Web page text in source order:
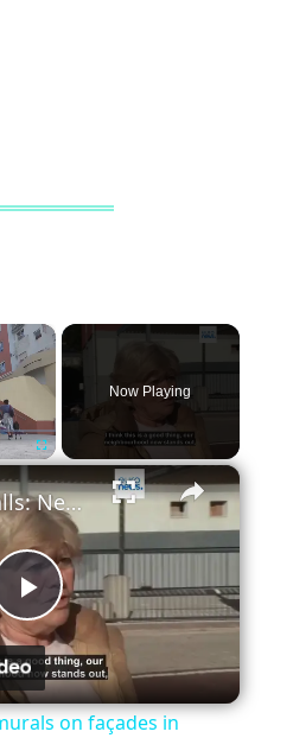
×
Now Playing
×
Play
Video
Wonder walls: New murals on façades in Lisbon's Zambujal neighbourhood tell locals' stories
on façades in